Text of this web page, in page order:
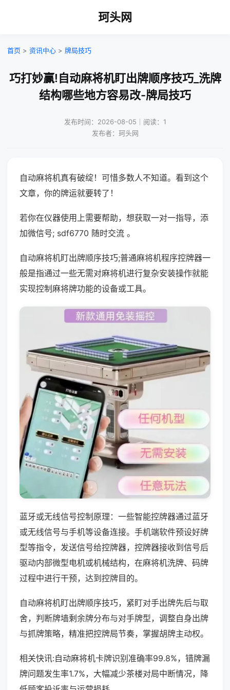
珂头网
首页 > 资讯中心 > 牌局技巧
巧打妙赢!自动麻将机盯出牌顺序技巧_洗牌
结构哪些地方容易改-牌局技巧
发布时间：2026-08-05｜阅读：1
发布者：珂头网
自动麻将机真有破绽！可惜多数人不知道。看到这个
文章，你的牌运就要转了！
若你在仪器使用上需要帮助，想获取一对一指导，添
加微信号; sdf6770 随时交流 。
自动麻将机盯出牌顺序技巧;普通麻将机程序控牌器一
般是指通过一些无需对麻将机进行复杂安装操作就能
实现控制麻将牌功能的设备或工具。
蓝牙或无线信号控制原理：一些智能控牌器通过蓝牙
或无线信号与手机等设备连接。手机端软件预设好牌
型等指令，发送信号给控牌器，控牌器接收到信号后
驱动内部微型电机或机械结构，在麻将机洗牌、码牌
过程中进行干预，达到控牌目的。
自动麻将机盯出牌顺序技巧，紧盯对手出牌先后与取
舍，判断牌墙剩余牌分布与对手牌型，调整自身出牌
与抓牌策略，精准把控牌局节奏，掌握胡牌主动权。
相关快讯:自动麻将机卡牌识别准确率99.8%，错牌漏
牌问题发生率1.7%，大幅减少茶楼对局中断情况，降